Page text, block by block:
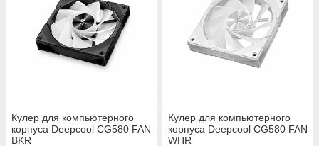
Кулер для компьютерного
корпуса Deepcool CG580 FAN
BKR
Кулер для компьютерного
корпуса Deepcool CG580 FAN
WHR